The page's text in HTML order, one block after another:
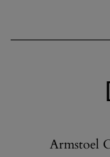
Armstoel